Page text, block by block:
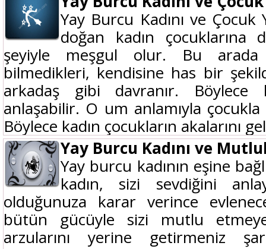
Yay Burcu Kadını ve
doğan kadın çocuklarına
şeyiyle meşgul olur. Bu arada
bilmedikleri, kendisine has bir
arkadaş gibi davranır.
anlaşabilir. O um anlamıyla
Böylece kadın çocukların akalarını
Yay Burcu Kadını ve
Yay burcu kadının eşine
kadın, sizi sevdiğini
olduğunuza karar verince
bütün gücüyle sizi mutlu
arzularını yerine getirmeniz